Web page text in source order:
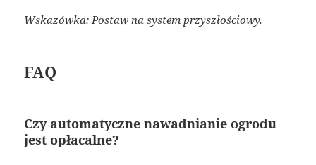
Wskazówka: Postaw na system przyszłościowy.
FAQ
Czy automatyczne nawadnianie ogrodu
jest opłacalne?